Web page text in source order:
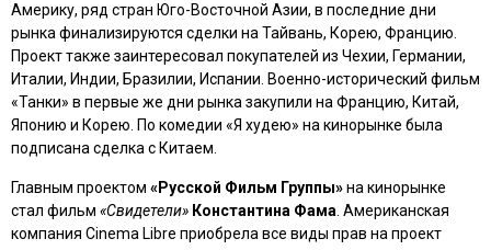
Америку, ряд стран Юго-Восточной Азии, в последние дни
рынка финализируются сделки на Тайвань, Корею, Францию.
Проект также заинтересовал покупателей из Чехии, Германии,
Италии, Индии, Бразилии, Испании. Военно-исторический фильм
«Танки» в первые же дни рынка закупили на Францию, Китай,
Японию и Корею. По комедии «Я худею» на кинорынке была
подписана сделка с Китаем.
Главным проектом «Русской Фильм Группы»на кинорынке
стал фильм «Свидетели» Константина Фама. Американская
компания Cinema Libre приобрела все виды прав на проект